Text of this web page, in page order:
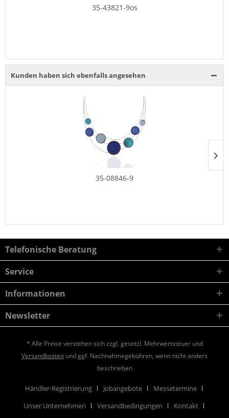
35-43821-9os
Kunden haben sich ebenfalls angesehen
35-08846-9
Telefonische Beratung
Service
Informationen
Newsletter
* Alle Preise verstehen sich zzgl. gesetzl. Mehrwertsteuer und
Versandkosten und ggf. Nachnahmegebühren, wenn nicht anders
beschrieben
Händler-Registrierung Jobangebote
Messetermine
Unser Unternehmen
Versandbedingungen Kontakt